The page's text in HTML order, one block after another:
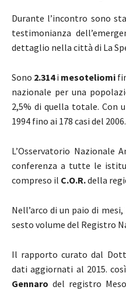
Durante l’incontro sono
testimonianza
dettaglio nella città di La
Sono 2.314i mesoteliomi
nazionale per una
2,5% di quella totale. Con
1994 fino ai 178 casi del 2006.
L’Osservatorio Nazionale
conferenza a tutte le
compreso il C.O.R.della
Nell’arco di un paio di
sesto volume del Registro
Il rapporto curato dal
dati aggiornati al 2015.
Gennaro del registro